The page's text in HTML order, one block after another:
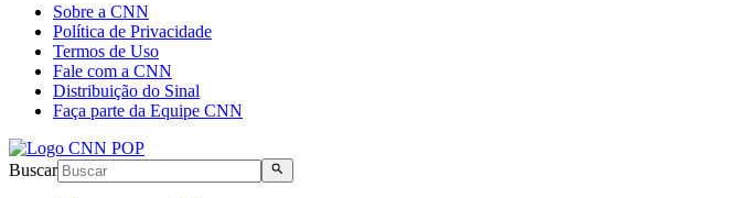
Sobre a CNN
Política de Privacidade
Termos de Uso
Fale com a CNN
Distribuição do Sinal
Faça parte da Equipe CNN
Buscar